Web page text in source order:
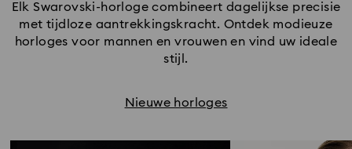
Elk Swarovski-horloge combineert dagelijkse precisie
met tijdloze aantrekkingskracht. Ontdek modieuze
horloges voor mannen en vrouwen en vind uw ideale
stijl.
Nieuwe horloges